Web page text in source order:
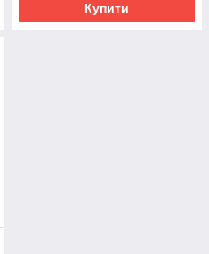
Купити